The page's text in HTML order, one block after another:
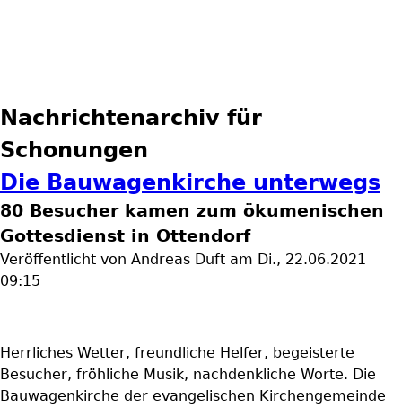
Nachrichtenarchiv für
Schonungen
Die Bauwagenkirche unterwegs
80 Besucher kamen zum ökumenischen
Gottesdienst in Ottendorf
Veröffentlicht von Andreas Duft am Di., 22.06.2021
09:15
Herrliches Wetter, freundliche Helfer, begeisterte
Besucher, fröhliche Musik, nachdenkliche Worte. Die
Bauwagenkirche der evangelischen Kirchengemeinde